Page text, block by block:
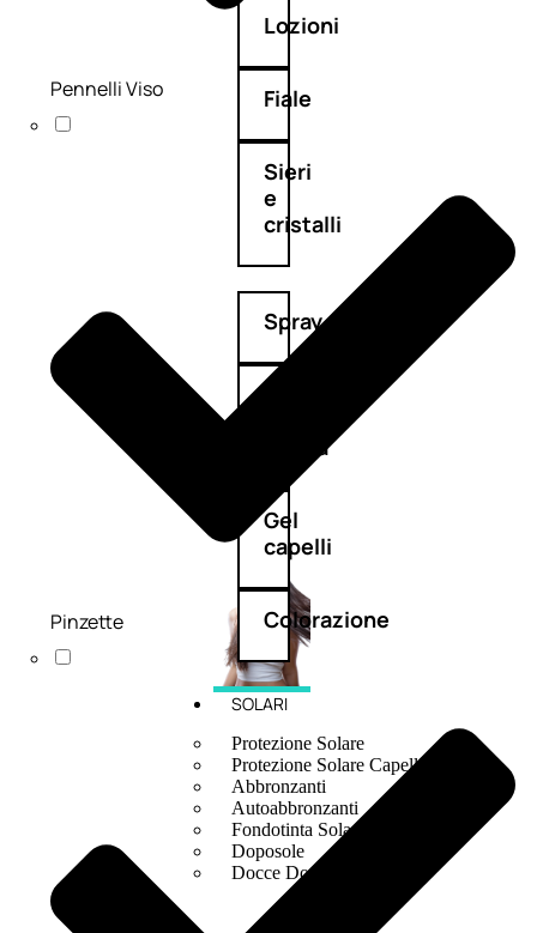
Lozioni
Fiale
Sieri
e
cristalli
Spray
crema
Gel
capelli
Colorazione
SOLARI
Protezione Solare
Protezione Solare Capelli
Abbronzanti
Autoabbronzanti
Fondotinta Solare
Doposole
Docce Doposole
Pennelli Viso
Pinzette